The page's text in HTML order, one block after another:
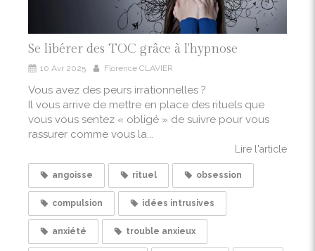
Se libérer des TOC grâce à l'hypnose
10 Avr 2025 Florence CLAVIER
Vous avez des peurs irrationnelles ?
Il vous arrive de mettre en place des rituels que
vous vous sentez « obligé » de suivre pour vous
rassurer comme vous la...
Lire l'article
angoisse rituel obsession
compulsion idées intrusives
anxiété trouble anxieux